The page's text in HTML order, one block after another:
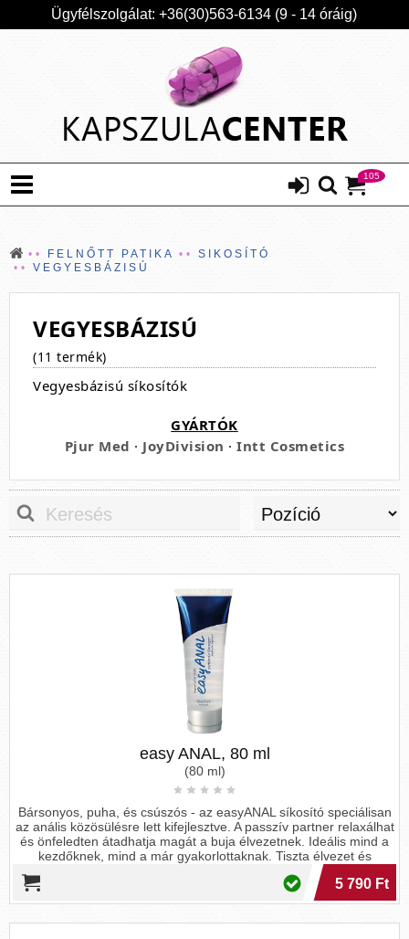
Ügyfélszolgálat: +36(30)563-6134 (9 - 14 óráig)
105
FELNŐTT PATIKA
SIKOSÍTÓ
VEGYESBÁZISÚ
VEGYESBÁZISÚ
(11 termék)
Vegyesbázisú síkosítók
GYÁRTÓK
Pjur Med · JoyDivision · Intt Cosmetics
easy ANAL, 80 ml
(80 ml)
Bársonyos, puha, és csúszós - az easyANAL síkosító speciálisan
az anális közösülésre lett kifejlesztve. A passzív partner relaxálhat
és önfeledten átadhatja magát a buja élvezetnek. Ideális mind a
kezdőknek, mind a már gyakorlottaknak. Tiszta élvezet és
szenvedély! Puha a bőrnek - bőrgyógyászatilag és klinikailag
tesztelt. 100% óvszer-biztos.Minőségét megőrzi a csomagoláson
feltüntetett időpontig. Gyermekek elől gondosan elzárandó!
5 790 Ft